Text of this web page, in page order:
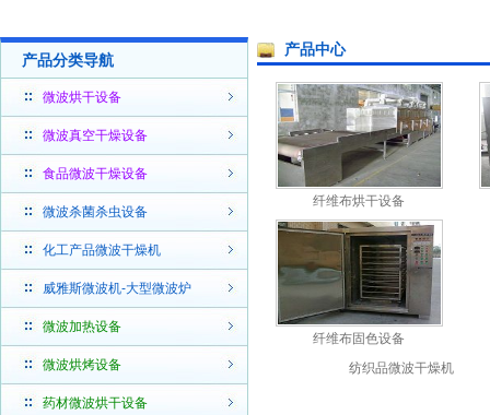
产品分类导航
微波烘干设备
微波真空干燥设备
食品微波干燥设备
微波杀菌杀虫设备
化工产品微波干燥机
威雅斯微波机-大型微波炉
微波加热设备
微波烘烤设备
药材微波烘干设备
产品中心
纤维布烘干设备
纤维布固色设备
纺织品微波干燥机